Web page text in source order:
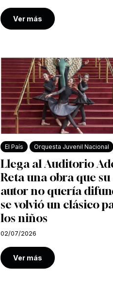
Ver más
El País Orquesta Juvenil Nacional
Llega al Auditorio
Reta una obra que su
autor no quería
se volvió un clásico
los niños
02/07/2026
Ver más